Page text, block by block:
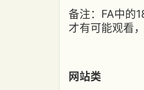
备注：FA中的
才有可能观看
网站类